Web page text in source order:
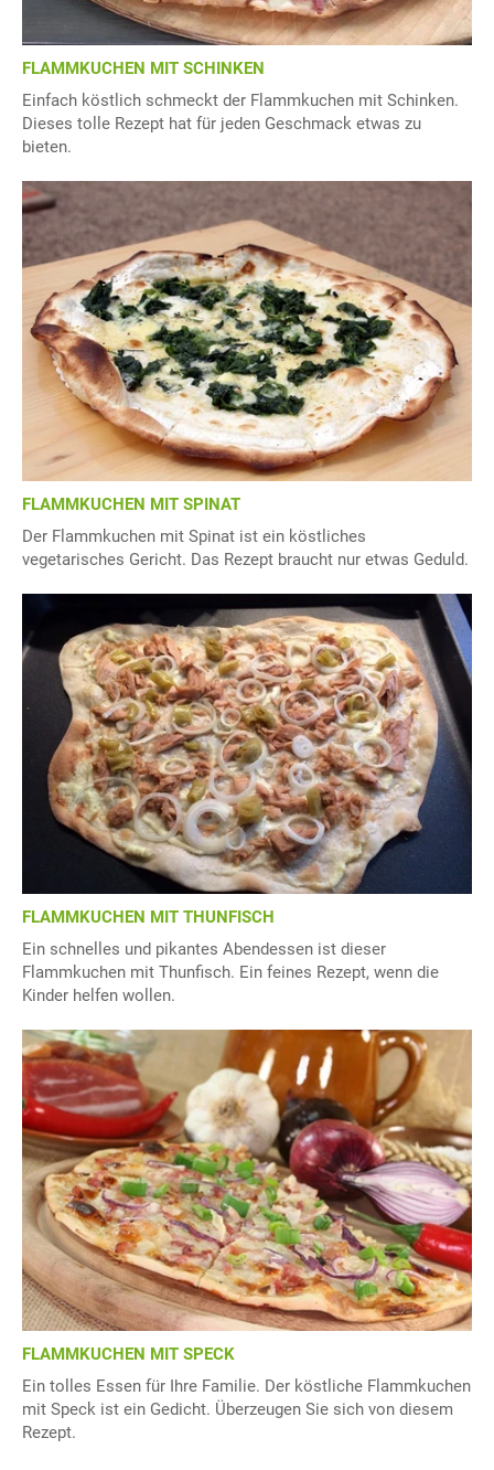
FLAMMKUCHEN MIT SCHINKEN
Einfach köstlich schmeckt der Flammkuchen mit Schinken.
Dieses tolle Rezept hat für jeden Geschmack etwas zu
bieten.
FLAMMKUCHEN MIT SPINAT
Der Flammkuchen mit Spinat ist ein köstliches
vegetarisches Gericht. Das Rezept braucht nur etwas Geduld.
FLAMMKUCHEN MIT THUNFISCH
Ein schnelles und pikantes Abendessen ist dieser
Flammkuchen mit Thunfisch. Ein feines Rezept, wenn die
Kinder helfen wollen.
FLAMMKUCHEN MIT SPECK
Ein tolles Essen für Ihre Familie. Der köstliche Flammkuchen
mit Speck ist ein Gedicht. Überzeugen Sie sich von diesem
Rezept.